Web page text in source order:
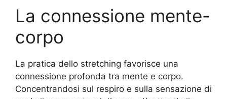
La connessione mente-
corpo
La pratica dello stretching favorisce una
connessione profonda tra mente e corpo.
Concentrandosi sul respiro e sulla sensazione di